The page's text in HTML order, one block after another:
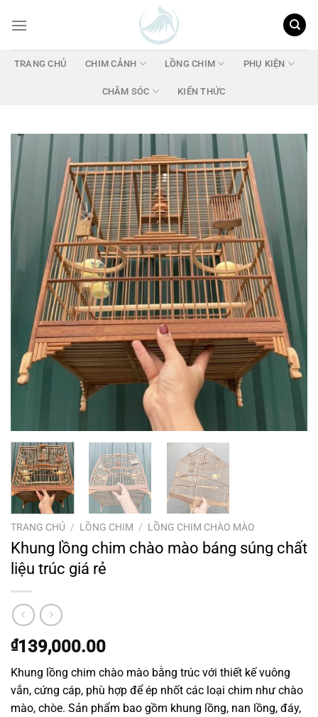
đến
dungTRANG CHỦ CHIM CẢNH LỒNG CHIM PHỤ KIỆN
CHĂM SÓC KIẾN THỨC
TRANG CHỦ / LỒNG CHIM / LỒNG CHIM CHÀO MÀO
Khung lồng chim chào mào báng súng chất
liệu trúc giá rẻ
₫139,000.00
Khung lồng chim chào mào bằng trúc với thiết kế vuông
vắn, cứng cáp, phù hợp để ép nhốt các loại chim như chào
mào, chòe. Sản phẩm bao gồm khung lồng, nan lồng, đáy,